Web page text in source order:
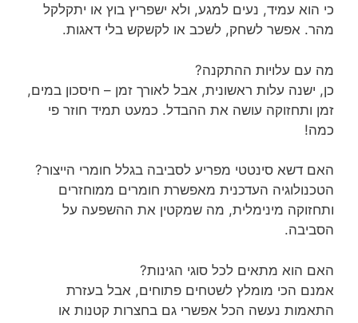
כי הוא עמיד, נעים למגע, ולא ישפריץ בוץ או יתקלקל
מהר. אפשר לשחק, לשכב או לקשקש בלי דאגות.
מה עם עלויות ההתקנה?
כן, ישנה עלות ראשונית, אבל לאורך זמן – חיסכון במים,
זמן ותחזוקה עושה את ההבדל. כמעט תמיד חוזר פי
כמה!
האם דשא סינטטי מפריע לסביבה בגלל חומרי הייצור?
הטכנולוגיה העדכנית מאפשרת חומרים ממוחזרים
ותחזוקה מינימלית, מה שמקטין את ההשפעה על
הסביבה.
האם הוא מתאים לכל סוגי הגינות?
אמנם הכי מומלץ לשטחים פתוחים, אבל בעזרת
התאמות נעשה הכל אפשרי גם בחצרות קטנות או